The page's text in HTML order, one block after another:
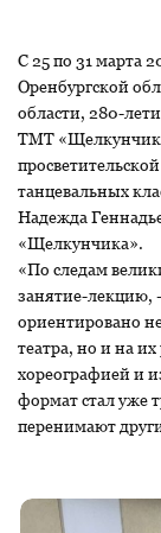
С 25 по 31 марта
Оренбургской
области, 280-
ТМТ
танцевальных
Надежда
«Щелкунчика».
«По следам
занятие-лекцию,
ориентировано
театра, но и на
хореографией и
формат стал уже
перенимают